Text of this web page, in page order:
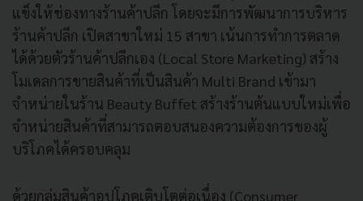
แข็งให้ช่องทางร้านค้าปลีก โดยจะมีการพัฒนาการบริหาร
ร้านค้าปลีก เปิดสาขาใหม่ 15 สาขา เน้นการทำการตลาด
ได้ด้วยตัวร้านค้าปลีกเอง (Local Store Marketing) สร้าง
โมเดลการขายสินค้าที่เป็นสินค้า Multi Brand เข้ามา
จำหน่ายในร้าน Beauty Buffet สร้างร้านต้นแบบใหม่เพื่อ
จำหน่ายสินค้าที่สามารถตอบสนองความต้องการของผู้
บริโภคได้ครอบคลุม
ด้วยกลุ่มสินค้าอุปโภคเติบโตต่อเนื่อง (Consumer